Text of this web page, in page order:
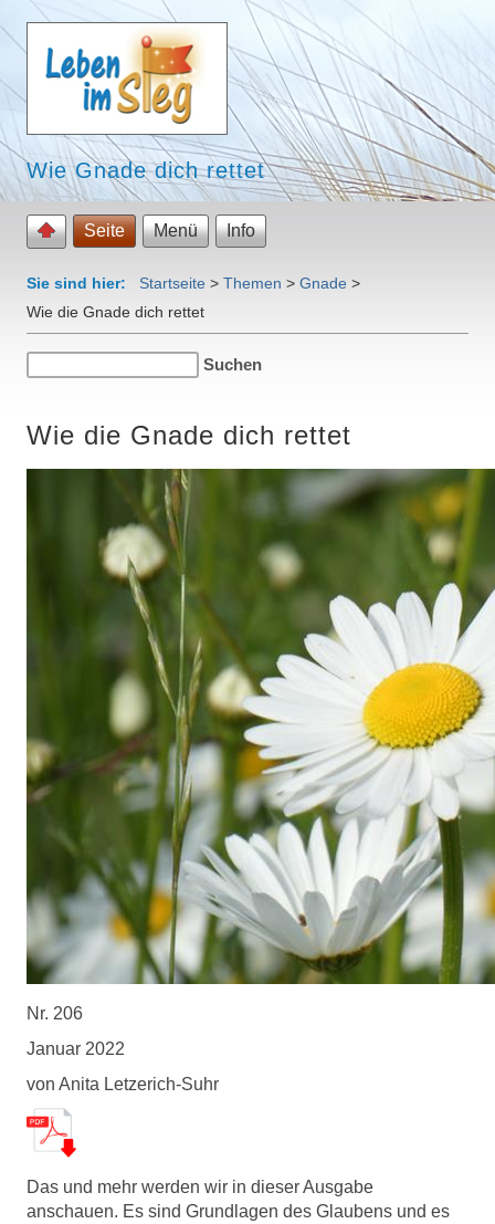
Wie Gnade dich rettet
Seite Menü Info
Sie sind hier: Startseite > Themen > Gnade >
Wie die Gnade dich rettet
Wie die Gnade dich rettet
Nr. 206
Januar 2022
von Anita Letzerich-Suhr
Das und mehr werden wir in dieser Ausgabe
anschauen. Es sind Grundlagen des Glaubens und es